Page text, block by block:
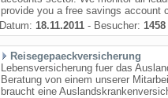
provide you a free savings account
Datum: 18.11.2011 - Besucher: 1458
Reisegepaeckversicherung
Lebensversicherung fuer das
Beratung von einem unserer
braucht eine